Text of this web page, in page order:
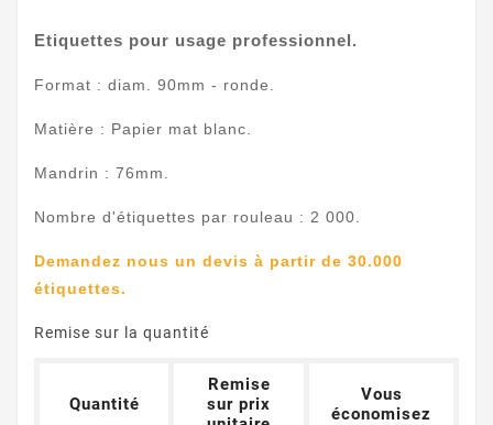
Etiquettes pour usage professionnel.
Format : diam. 90mm - ronde.
Matière : Papier mat blanc.
Mandrin : 76mm.
Nombre d'étiquettes par rouleau : 2 000.
Demandez nous un devis à partir de 30.000
étiquettes.
Remise sur la quantité
Quantité
Remise
sur prix
Vous
économisez